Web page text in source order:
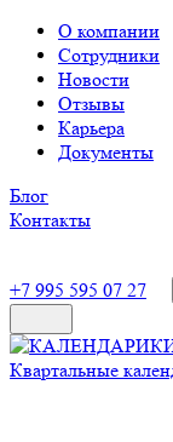
О компании
Сотрудники
Новости
Отзывы
Карьера
Документы
Блог
Контакты
+7 995 595 07 27
Квартальные